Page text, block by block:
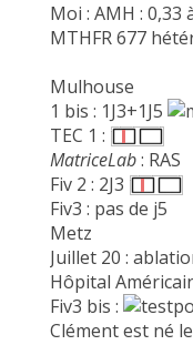
Moi : AMH : 0,33
MTHFR 677
Mulhouse
1 bis : 1J3+1J5
TEC 1 :
MatriceLab: RAS
Fiv 2 : 2J3
Fiv3 : pas de j5
Metz
Juillet 20 :
Hôpital
Fiv3 bis :
Clément est né